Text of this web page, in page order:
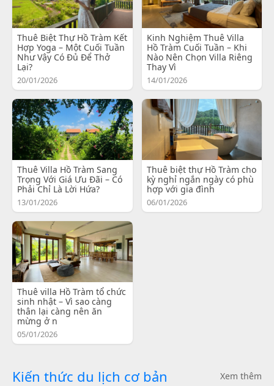
Thuê Biệt Thự Hồ Tràm Kết
Hợp Yoga – Một Cuối Tuần
Như Vậy Có Đủ Để Thở
Lại?
20/01/2026
Kinh Nghiệm Thuê Villa
Hồ Tràm Cuối Tuần – Khi
Nào Nên Chọn Villa Riêng
Thay Vì
14/01/2026
Thuê Villa Hồ Tràm Sang
Trọng Với Giá Ưu Đãi – Có
Phải Chỉ Là Lời Hứa?
13/01/2026
Thuê biệt thự Hồ Tràm cho
kỳ nghỉ ngắn ngày có phù
hợp với gia đình
06/01/2026
Thuê villa Hồ Tràm tổ chức
sinh nhật – Vì sao càng
thân lại càng nên ăn
mừng ở n
05/01/2026
Kiến thức du lịch cơ bản Xem thêm